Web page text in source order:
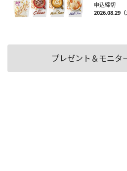
申込締切
2026.08.29
プレゼント＆モニタ